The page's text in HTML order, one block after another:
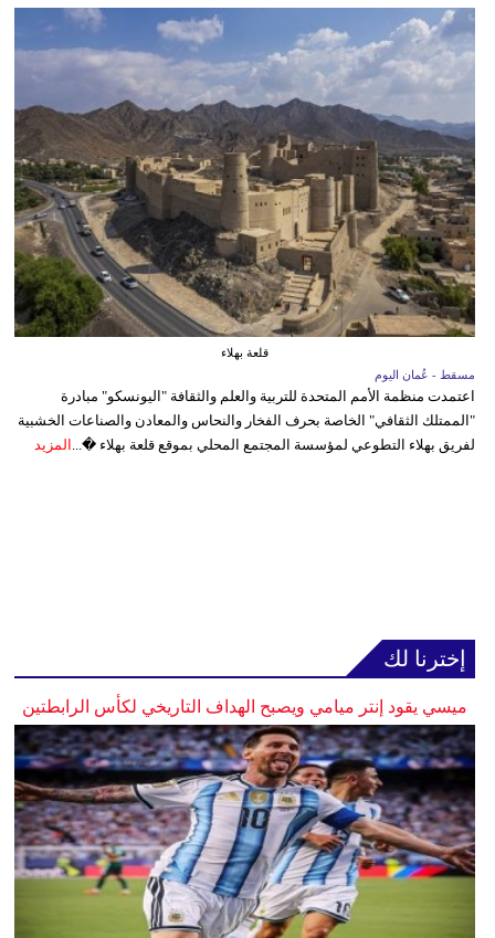
قلعة بهلاء
مسقط - عُمان اليوم
اعتمدت منظمة الأمم المتحدة للتربية والعلم والثقافة "اليونسكو" مبادرة
"الممتلك الثقافي" الخاصة بحرف الفخار والنحاس والمعادن والصناعات الخشبية
لفريق بهلاء التطوعي لمؤسسة المجتمع المحلي بموقع قلعة بهلاء �... المزيد
إخترنا لك
ميسي يقود إنتر ميامي ويصبح الهداف التاريخي لكأس الرابطتين